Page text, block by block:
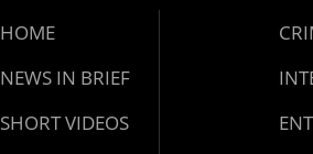
HOME
NEWS IN BRIEF
SHORT VIDEOS